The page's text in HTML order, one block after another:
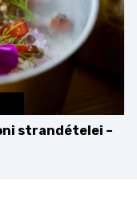
strandételei –